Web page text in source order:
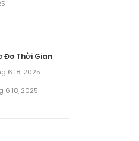
Đo Thời Gian
6 18, 2025
6 18, 2025